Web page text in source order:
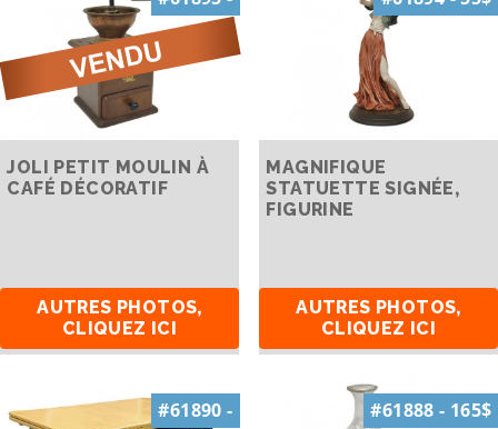
JOLI PETIT MOULIN À
CAFÉ DÉCORATIF
AUTRES PHOTOS,
CLIQUEZ ICI
MAGNIFIQUE
STATUETTE SIGNÉE,
FIGURINE
AUTRES PHOTOS,
CLIQUEZ ICI
#61890 - #61888 - 165$